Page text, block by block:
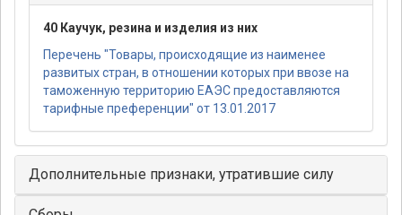
40 Каучук, резина и изделия из них
Перечень "Товары, происходящие из наименее
развитых стран, в отношении которых при ввозе на
таможенную территорию ЕАЭС предоставляются
тарифные преференции" от 13.01.2017
Дополнительные признаки, утратившие силу